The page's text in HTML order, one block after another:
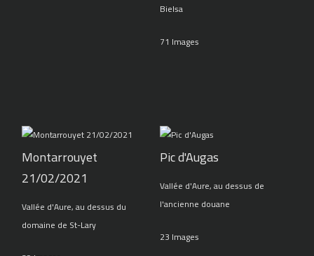
Bielsa
71 Images
Montarrouyet
21/02/2021
Vallée d'Aure, au dessus du
domaine de St-Lary
Pic d'Augas
Vallée d'Aure, au dessus de
l'ancienne douane
23 Images